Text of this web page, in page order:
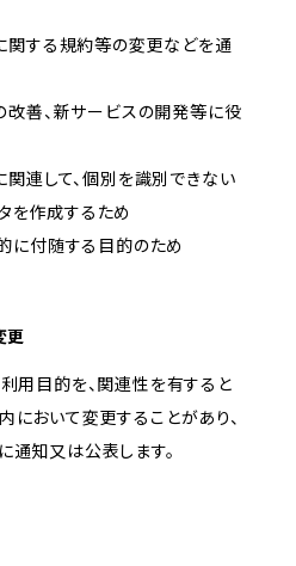
に関する規約等の変更などを通
改善、新サービスの開発等に役
関連して、個別を識別できない
を作成するため
に付随する目的のため
更
用目的を、関連性を有すると
おいて変更することがあり、
知又は公表します。